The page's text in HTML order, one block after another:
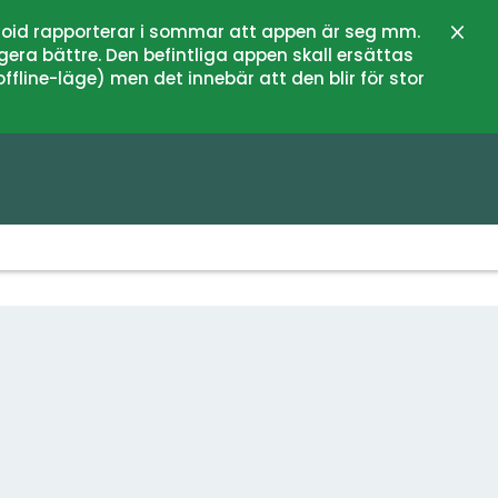
rapporterar i sommar att appen är seg mm.
bättre. Den befintliga appen skall ersättas
läge) men det innebär att den blir för stor
Close